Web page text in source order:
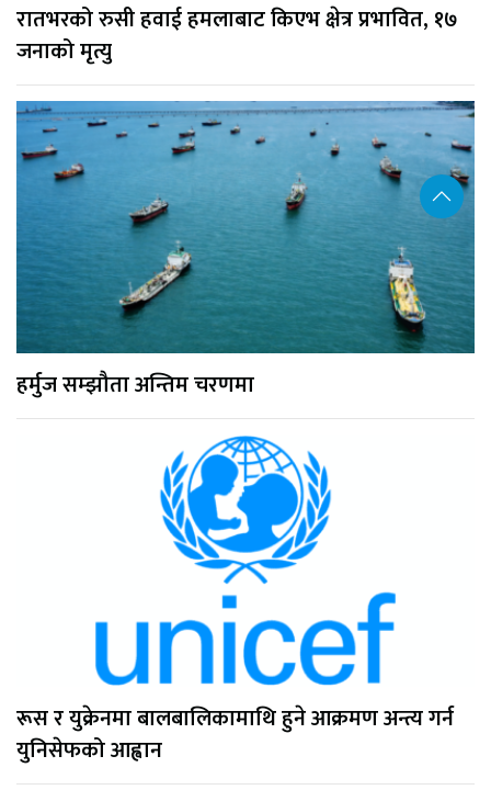
रातभरको रुसी हवाई हमलाबाट किएभ क्षेत्र प्रभावित, १७
जनाको मृत्यु
हर्मुज सम्झौता अन्तिम चरणमा
रूस र युक्रेनमा बालबालिकामाथि हुने आक्रमण अन्त्य गर्न
युनिसेफको आह्वान